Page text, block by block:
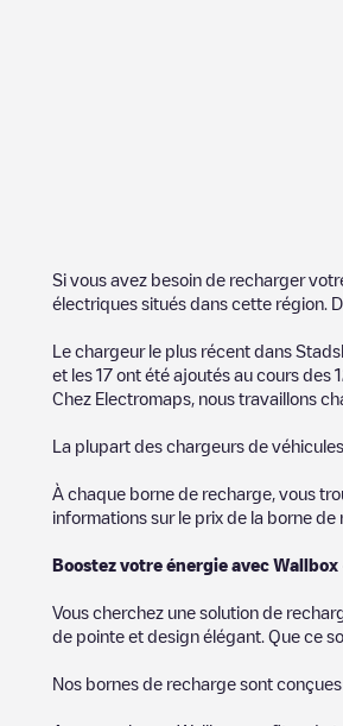
Si vous avez besoin de recharger
électriques situés dans cette région.
Le chargeur le plus récent dans
et les 17 ont été ajoutés au cours des
Chez Electromaps, nous travaillons
La plupart des chargeurs de
À chaque borne de recharge, vous
informations sur le prix de la borne
Boostez votre énergie avec
Vous cherchez une solution de
de pointe et design élégant. Que ce
Nos bornes de recharge sont